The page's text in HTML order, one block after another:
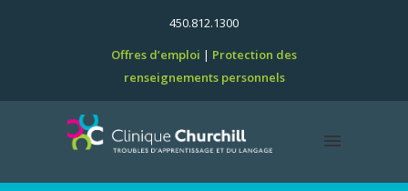
450.812.1300
Offres d’emploi
Protection des
renseignements personnels